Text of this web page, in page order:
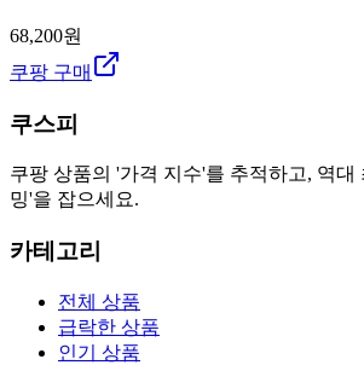
68,200원
쿠팡 구매
쿠스피
쿠팡 상품의 '가격 지수'를 추적하고, 역대
밍'을 잡으세요.
카테고리
전체 상품
급락한 상품
인기 상품